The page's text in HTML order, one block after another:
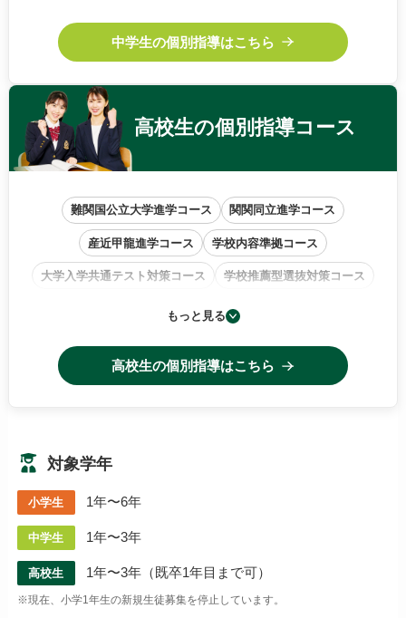
中学生の個別指導はこちら
高校生の個別指導コース
難関国公立大学進学コース 関関同立進学コース
産近甲龍進学コース 学校内容準拠コース
大学入学共通テスト対策コース 学校推薦型選抜対策コース
小論文・作文特訓コース
もっと見る
高校生の個別指導はこちら
対象学年
小学生 1年〜6年
中学生 1年〜3年
高校生 1年〜3年（既卒1年目まで可）
※現在、小学1年生の新規生徒募集を停止しています。